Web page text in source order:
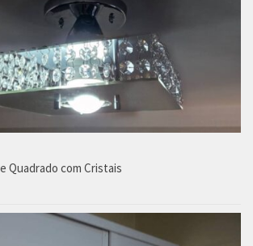
Quadrado com Cristais